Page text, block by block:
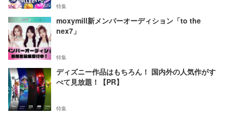
特集
moxymill新メンバーオーディション「to the
nex7」
特集
ディズニー作品はもちろん！ 国内外の人気作がす
べて見放題！【PR】
特集